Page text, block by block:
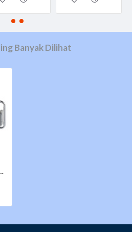
Banyak Dilihat
MIKASA FU-162A